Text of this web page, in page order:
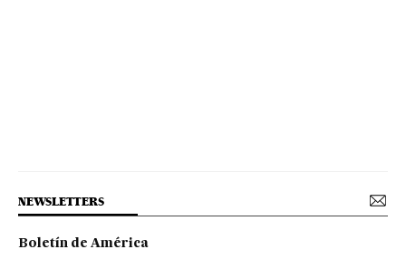
NEWSLETTERS
Boletín de América